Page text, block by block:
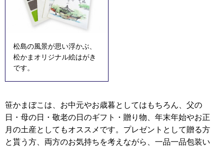
松島の風景が思い浮かぶ、
松かまオリジナル絵はがき
です。
笹かまぼこは、お中元やお歳暮としてはもちろん、父の
日・母の日・敬老の日のギフト・贈り物、年末年始やお正
月の土産としてもオススメです。プレゼントとして贈る方
と貰う方、両方のお気持ちを考えながら、一品一品包装い